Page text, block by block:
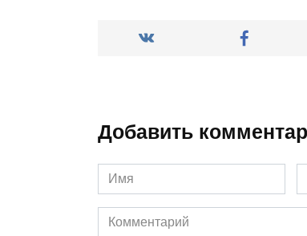
Добавить
Имя
*
*
Комментарий